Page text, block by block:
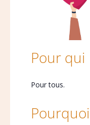
Pour qui
Pour tous.
Pourquoi